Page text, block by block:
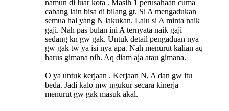
namun di luar kota . Masih 1 perusahaan cuma
cabang lain bisa di bilang gt. Si A mengadukan
semua hal yang N lakukan. Lalu si A minta naik
gaji. Nah pas bulan ini A ternyata naik gaji
sedang kn gw gak. Untuk detail pengaduan nya
gw gak tw ya isi nya apa. Nah menurut kalian aq
harus gimana nih. Aq diam aja atau gimana.
O ya untuk kerjaan . Kerjaan N, A dan gw itu
beda. Jadi kalo mw ngukur secara kinerja
menurut gw gak masuk akal.